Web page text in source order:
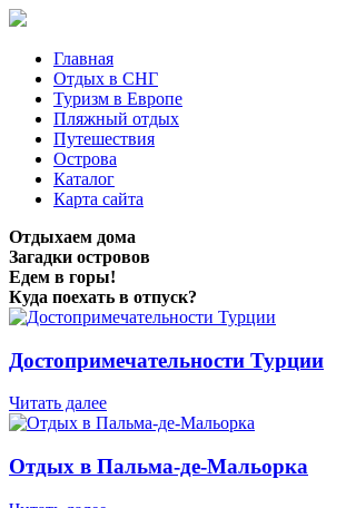
Главная
Отдых в СНГ
Туризм в Европе
Пляжный отдых
Путешествия
Острова
Каталог
Карта сайта
Отдыхаем дома
Загадки островов
Едем в горы!
Куда поехать в отпуск?
Достопримечательности Турции
Читать далее
Отдых в Пальма-де-Мальорка